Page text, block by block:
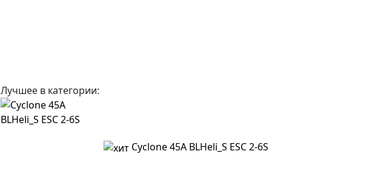
Лучшее в категории:
Cyclone 45A BLHeli_S ESC 2-6S